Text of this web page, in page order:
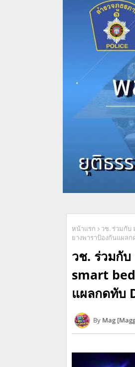
หน้าแรก
วช. ร่วมกับ
ยางพาราป้องกันแผลก
วช. ร่วมกั
smart bed
แผลกดทับ
Mag